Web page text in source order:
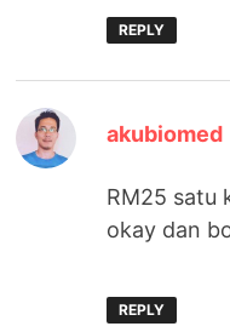
REPLY
akubiomed
RM25 satu
okay dan
REPLY